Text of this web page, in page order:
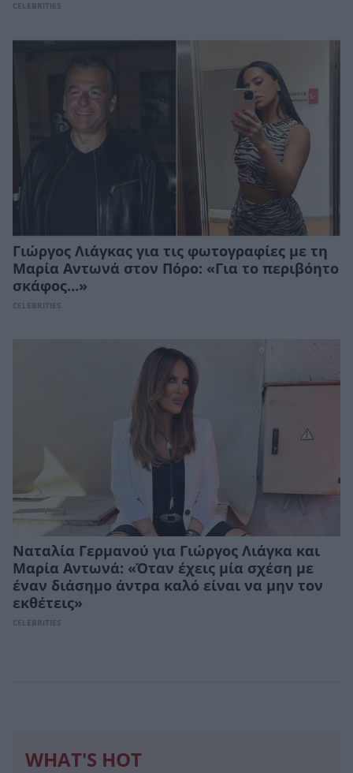
CELEBRITIES
Γιώργος Λιάγκας για τις φωτογραφίες με τη
Μαρία Αντωνά στον Πόρο: «Για το περιβόητο
σκάφος…»
CELEBRITIES
Ναταλία Γερμανού για Γιώργος Λιάγκα και
Μαρία Αντωνά: «Όταν έχεις μία σχέση με
έναν διάσημο άντρα καλό είναι να μην τον
εκθέτεις»
CELEBRITIES
WHAT'S HOT